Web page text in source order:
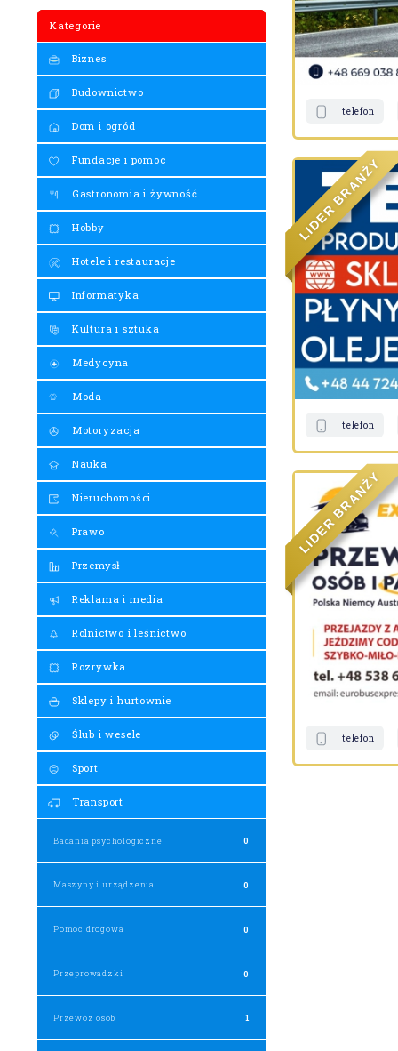
Kategorie
Biznes
Budownictwo
Dom i ogród
Fundacje i pomoc
Gastronomia i żywność
Hobby
Hotele i restauracje
Informatyka
Kultura i sztuka
Medycyna
Moda
Motoryzacja
Nauka
Nieruchomości
Prawo
Przemysł
Reklama i media
Rolnictwo i leśnictwo
Rozrywka
Sklepy i hurtownie
Ślub i wesele
Sport
Transport
Badania psychologiczne 0
Maszyny i urządzenia 0
Pomoc drogowa 0
Przeprowadzki 0
Przewóz osób 1
telefon
LI
DER
B
RAN
Ż
Y
telefon
LI
DER
B
RANŻ
Y
telefon